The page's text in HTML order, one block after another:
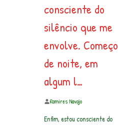
consciente do
silêncio que me
envolve. Começo
de noite, em
algum l…
Ramires Navajo
Enfim, estou consciente do